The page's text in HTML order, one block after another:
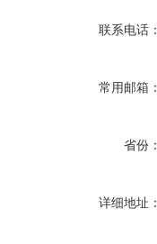
联系电话：
常用邮箱：
省份：
详细地址：